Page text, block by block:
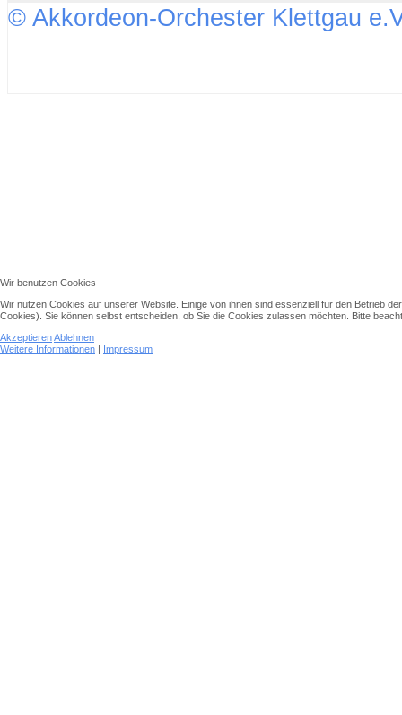
© Akkordeon-Orchester Klettgau
Wir benutzen Cookies
Wir nutzen Cookies auf unserer Website. Einige von ihnen sind essenziell für den Betrieb
Cookies). Sie können selbst entscheiden, ob Sie die Cookies zulassen möchten. Bitte
AkzeptierenAblehnen
Weitere Informationen | Impressum